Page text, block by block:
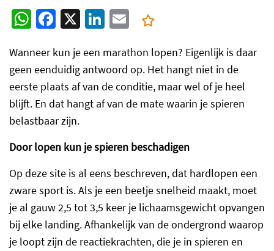
WhatsApp
Facebook
X LinkedIn
Email
Wanneer kun je een marathon lopen? Eigenlijk is daar
geen eenduidig antwoord op. Het hangt niet in de
eerste plaats af van de conditie, maar wel of je heel
blijft. En dat hangt af van de mate waarin je spieren
belastbaar zijn.
Door lopen kun je spieren beschadigen
Op deze site is al eens beschreven, dat hardlopen een
zware sport is. Als je een beetje snelheid maakt, moet
je al gauw 2,5 tot 3,5 keer je lichaamsgewicht opvangen
bij elke landing. Afhankelijk van de ondergrond waarop
je loopt zijn de reactiekrachten, die je in spieren en